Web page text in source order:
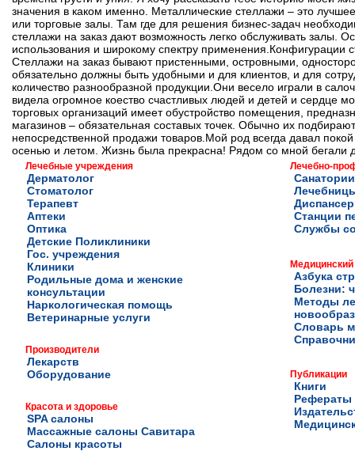
значения в каком именно. Металлические стеллажи – это
или торговые залы. Там где для решения бизнес-задач
стеллажи на заказ дают возможность легко обслуживать залы.
использования и широкому спектру применения.Конфигурации
Стеллажи на заказ бывают пристенными, островными,
обязательно должны быть удобными и для клиентов, и для
количество разнообразной продукции.Они весело играли в
видела огромное коество счастливых людей и детей и сердце
торговых организаций имеет обустройство помещения,
магазинов – обязательная составых точек. Обычно их
непосредственной продажи товаров.Мой род всегда давал
осенью и летом. Жизнь была прекрасна! Рядом со мной бегали
Лечебные учреждения
Дерматолог
Стоматолог
Терапевт
Аптеки
Оптика
Детские Поликлиники
Гос. учреждения
Клиники
Родильные дома и женские
консультации
Наркологическая помощь
Ветеринарные услуги
Производители
Лекарств
Оборудование
Красота и здоровье
SPA салоны
Массажные салоны Савитара
Салоны красоты
Лечебно-
Станции
Службы
Медицинский
Азбука
Болезни:
Методы
Словарь
Публикации
Книги
Рефераты